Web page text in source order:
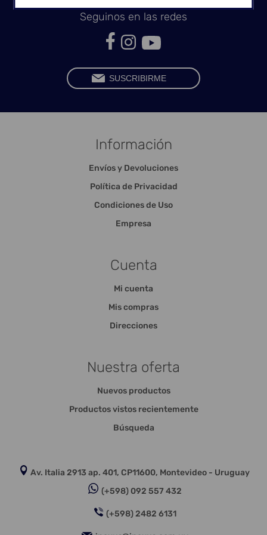
Seguinos en las redes
Información
Envíos y Devoluciones
Política de Privacidad
Condiciones de Uso
Empresa
Cuenta
Mi cuenta
Mis compras
Direcciones
Nuestra oferta
Nuevos productos
Productos vistos recientemente
Búsqueda
Av. Italia 2913 ap. 401, CP11600, Montevideo - Uruguay
(+598) 092 557 432
(+598) 2482 6131